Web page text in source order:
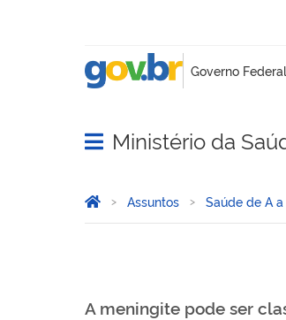
Abrir menu principal de
Ministério da
Você está aqui:
Página Inicial
Assuntos Saúde de A
A meningite pode ser